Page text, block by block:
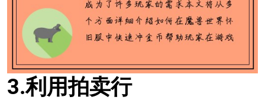
3.利用拍卖行